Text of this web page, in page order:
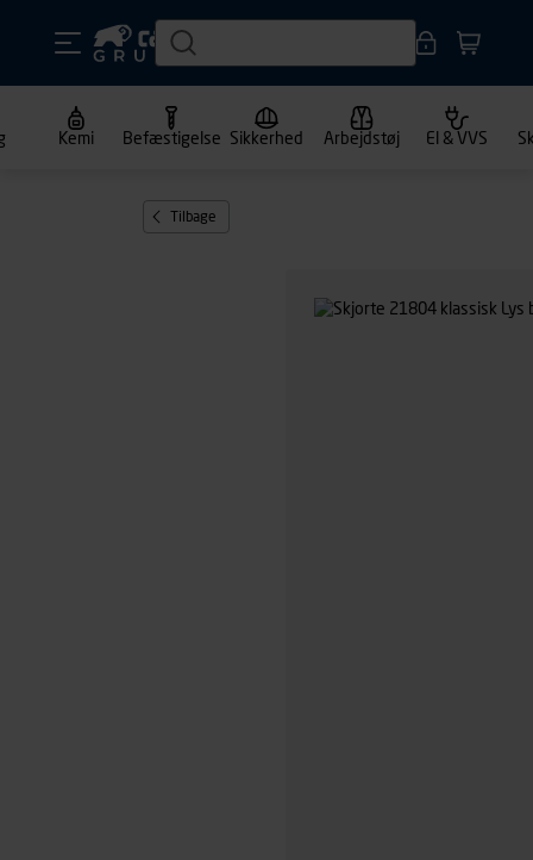
Kemi Befæstigelse Sikkerhed Arbejdstøj El & VVS
Tilbage